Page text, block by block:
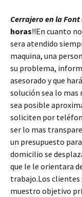
Cerrajero en la
horas!!En cuanto
sera atendido
maquina, una
su problema,
asesorado y que
solución sea lo mas
sea posible
soliciten por
ser lo mas
un presupuesto
domicilio se
que le le orientara
trabajo.Los clientes
muestro objetivo